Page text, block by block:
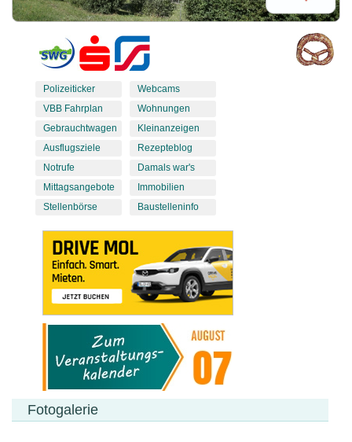
Polizeiticker
VBB Fahrplan
Gebrauchtwagen
Ausflugsziele
Notrufe
Mittagsangebote
Stellenbörse
Webcams
Wohnungen
Kleinanzeigen
Rezepteblog
Damals war's
Immobilien
Baustelleninfo
Fotogalerie